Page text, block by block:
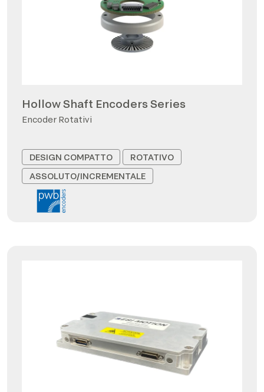
Hollow Shaft Encoders Series
Encoder Rotativi
DESIGN COMPATTO
ROTATIVO
ASSOLUTO/INCREMENTALE